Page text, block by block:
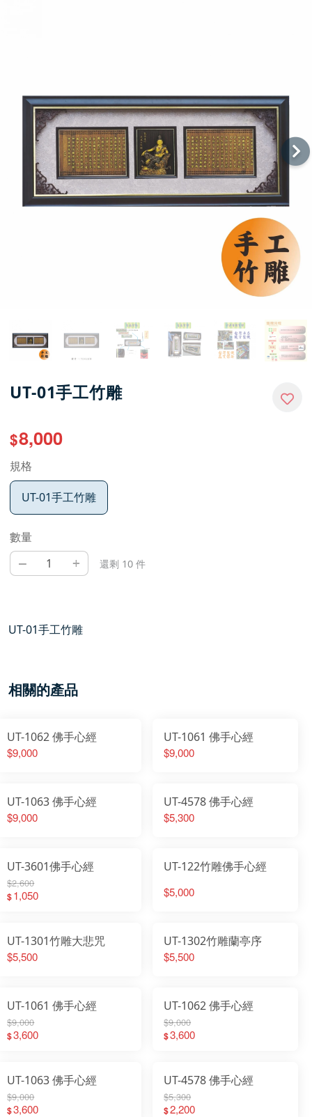
UT-01手工竹雕
$8,000
規格
UT-01手工竹雕
數量
– + 還剩 10 件
UT-01手工竹雕
相關的產品
UT-1062 佛手心經
$9,000
UT-1061 佛手心經
$9,000
UT-1063 佛手心經
$9,000
UT-4578 佛手心經
$5,300
UT-3601佛手心經
$2,600
$1,050
UT-122竹雕佛手心經
$5,000
UT-1301竹雕大悲咒
$5,500
UT-1302竹雕蘭亭序
$5,500
UT-1061 佛手心經
$9,000
$3,600
UT-1062 佛手心經
$9,000
$3,600
UT-1063 佛手心經
$9,000
$3,600
UT-4578 佛手心經
$5,300
$2,200